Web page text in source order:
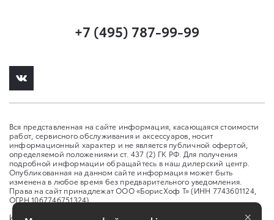
+7 (495) 787-99-99
Вся представленная на сайте информация, касающаяся стоимости
работ, сервисного обслуживания и аксессуаров, носит
информационный характер и не является публичной офертой,
определяемой положениями ст. 437 (2) ГК РФ. Для получения
подробной информации обращайтесь в наш дилерский центр.
Опубликованная на данном сайте информация может быть
изменена в любое время без предварительного уведомления.
Права на сайт принадлежат ООО «БорисХоф Т» (ИНН 7743601124,
ОГРН 1067746751324)
Изменить настройку cookies
×